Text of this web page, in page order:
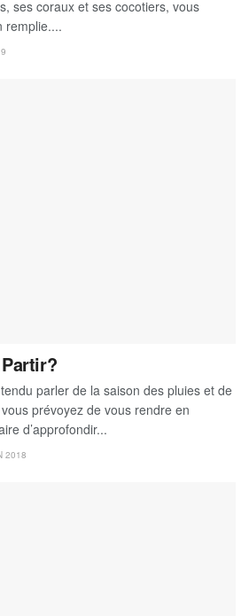
ses coraux et ses cocotiers, vous
remplie....
parler de la saison des pluies et de
prévoyez de vous rendre en
d’approfondir...
2018